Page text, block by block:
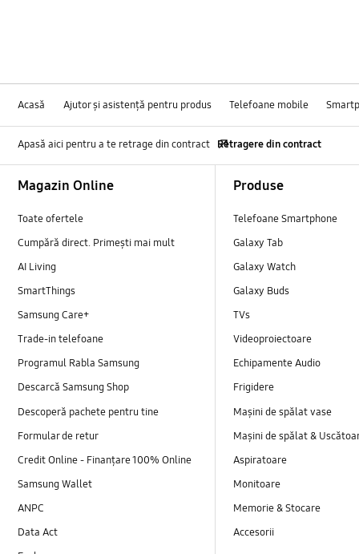
Acasă Ajutor și asistență pentru produs Telefoane mobile
Apasă aici pentru a te retrage din contract Retragere din contract
Magazin Online
Toate ofertele
Cumpără direct. Primești mai mult
AI Living
SmartThings
Samsung Care+
Trade-in telefoane
Programul Rabla Samsung
Descarcă Samsung Shop
Descoperă pachete pentru tine
Formular de retur
Credit Online - Finanțare 100% Online
Samsung Wallet
ANPC
Data Act
Produse
Telefoane Smartphone
Galaxy Tab
Galaxy Watch
Galaxy Buds
TVs
Videoproiectoare
Echipamente Audio
Frigidere
Mașini de spălat vase
Mașini de spălat &
Aspiratoare
Monitoare
Memorie & Stocare
Accesorii